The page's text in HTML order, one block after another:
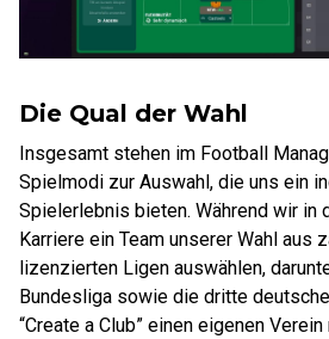
Die Qual der Wahl
Insgesamt stehen im Football
Spielmodi zur Auswahl, die uns ein
Spielerlebnis bieten. Während wir in
Karriere ein Team unserer Wahl aus
lizenzierten Ligen auswählen,
Bundesliga sowie die dritte
“Create a Club” einen eigenen